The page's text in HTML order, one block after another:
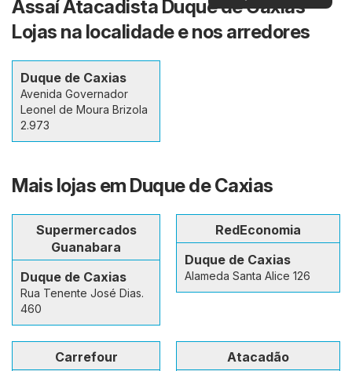
Assaí Atacadista Duque de Caxias -
Lojas na localidade e nos arredores
Duque de Caxias
Avenida Governador
Leonel de Moura Brizola
2.973
Mais lojas em Duque de Caxias
Supermercados
Guanabara
Duque de Caxias
Rua Tenente José Dias.
460
RedEconomia
Duque de Caxias
Alameda Santa Alice 126
Carrefour
Atacadão